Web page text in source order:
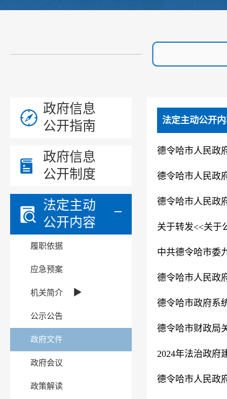
政府信息
公开指南
政府信息
公开制度
法定主动
公开内容
履职依据
应急预案
机关简介 ▶
公示公告
政府文件
政府会议
政策解读
法定主动公开
德令哈市人民政
德令哈市人民政
德令哈市人民政
关于转发<<关于
中共德令哈市委
德令哈市人民政
德令哈市政府系
德令哈市财政局
2024年法治政府
德令哈市人民政